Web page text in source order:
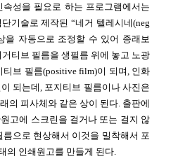
성을 필요로 하는 프로그램에서는
기술로 제작된 “네거 텔레시네(neg
을 자동으로 조정할 수 있어 종래보
티브 필름을 생필름 위에 놓고 노광
티브 필름(positive film)이 되며, 인화
되는데, 포지티브 필름이나 사진은
의 피사체와 같은 상이 된다. 출판에
고에 스크린을 걸거나 또는 걸지 않
으로 현상해서 이것을 밀착해서 포
의 인쇄원고를 만들게 된다.